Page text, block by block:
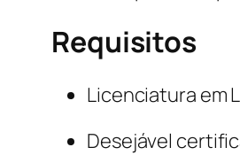
Requisitos
Licenciatura em
Desejável